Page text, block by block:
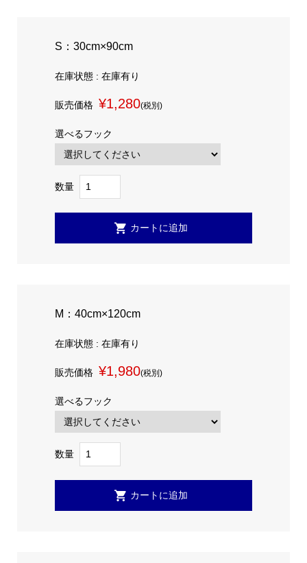
S：30cm×90cm
在庫状態 : 在庫有り
販売価格 ¥1,280(税別)
選べるフック
数量
M：40cm×120cm
在庫状態 : 在庫有り
販売価格 ¥1,980(税別)
選べるフック
数量